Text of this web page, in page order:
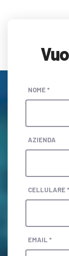
NOME *
AZIENDA
CELLULARE *
EMAIL *